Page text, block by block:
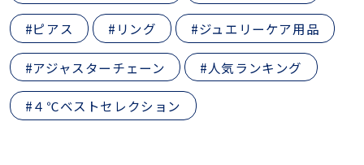
#ピアス #リング #ジュエリーケア用品
#アジャスターチェーン #人気ランキング
#４℃ベストセレクション